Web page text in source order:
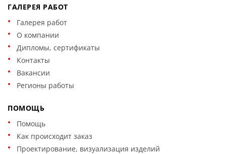
ГАЛЕРЕЯ РАБОТ
Галерея работ
О компании
Дипломы, сертификаты
Контакты
Вакансии
Регионы работы
ПОМОЩЬ
Помощь
Как происходит заказ
Проектирование, визуализация изделий